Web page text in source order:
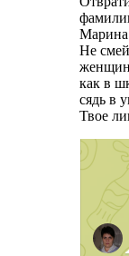
Марина
Не
как в
сядь в
Твое